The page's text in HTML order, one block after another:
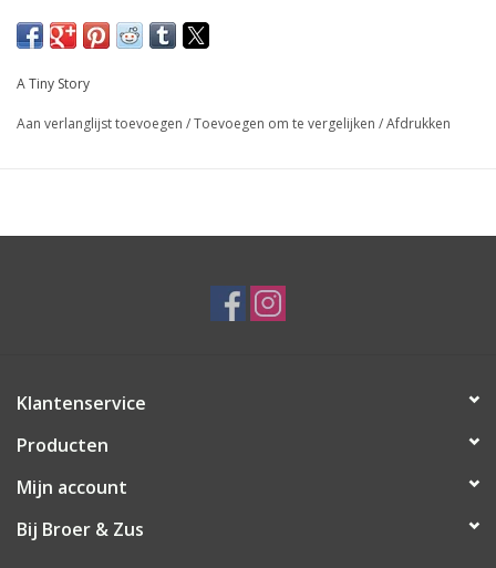
A Tiny Story
Aan verlanglijst toevoegen /Toevoegen om te vergelijken /Afdrukken
Klantenservice
Producten
Mijn account
Bij Broer & Zus